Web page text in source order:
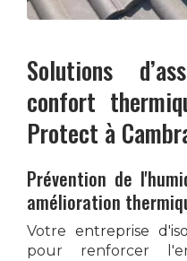
Solutions
confort
Protect à
Prévention de
amélioration
Votre entreprise
pour renforcer